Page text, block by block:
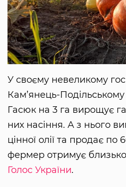
У своєму невеликому
Кам’янець-
Гасюк на 3 га вирощує
них насіння. А з нього
цінної олії та продає по
фермер отримує
Голос України.